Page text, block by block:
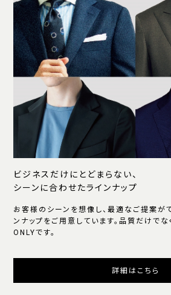
ビジネスだけにとどまらない、
シーンに合わせたラインナップ
お客様のシーンを想像し、最適なご提案が
ンナップをご用意しています。品質だけで
ONLYです。
詳細はこちら